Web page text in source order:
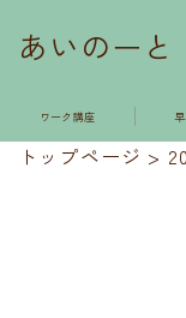
あいのーと
ワーク講座
トップページ >